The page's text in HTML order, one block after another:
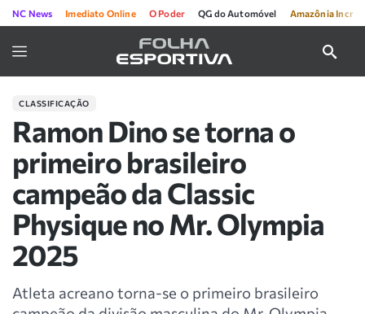
NC News Imediato Online O Poder QG do Automóvel Amazônia
CLASSIFICAÇÃO
Ramon Dino se torna o
primeiro brasileiro
campeão da Classic
Physique no Mr. Olympia
2025
Atleta acreano torna-se o primeiro brasileiro